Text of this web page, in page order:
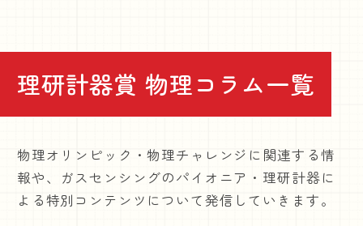
理研計器賞 物理コラム一覧
物理オリンピック・物理チャレンジに関連する情
報や、ガスセンシングのパイオニア・理研計器に
よる特別コンテンツについて発信していきます。